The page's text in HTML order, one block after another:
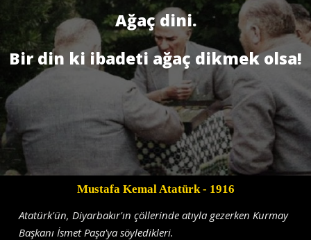
Ağaç dini.
Bir din ki ibadeti ağaç dikmek olsa!
Mustafa Kemal Atatürk- 1916
Atatürk'ün, Diyarbakır'ın çöllerinde atıyla gezerken Kurmay
Başkanı İsmet Paşa'ya söyledikleri.